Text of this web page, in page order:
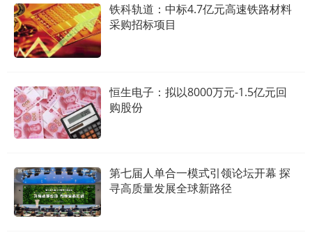
铁科轨道：中标4.7亿元高速铁路材料
采购招标项目
恒生电子：拟以8000万元-1.5亿元回
购股份
第七届人单合一模式引领论坛开幕 探
寻高质量发展全球新路径